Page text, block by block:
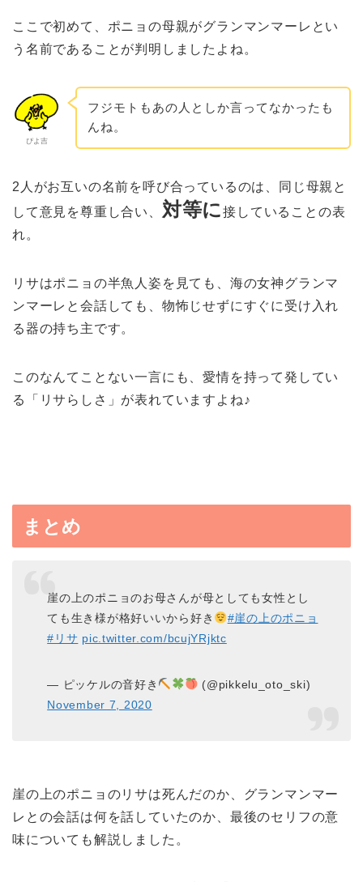
ここで初めて、ポニョの母親がグランマンマーレとい
う名前であることが判明しましたよね。
ぴよ吉
フジモトもあの人としか言ってなかったも
んね。
2人がお互いの名前を呼び合っているのは、同じ母親と
して意見を尊重し合い、 対等に接していることの表
れ。
リサはポニョの半魚人姿を見ても、海の女神グランマ
ンマーレと会話しても、物怖じせずにすぐに受け入れ
る器の持ち主です。
このなんてことない一言にも、愛情を持って発してい
る「リサらしさ」が表れていますよね♪
まとめ
崖の上のポニョのお母さんが母としても女性とし
ても生き様が格好いいから好き
#崖の上のポニョ
#リサ pic.twitter.com/bcujYRjktc
— ピッケルの音好き
(@pikkelu_oto_ski)
November 7, 2020
崖の上のポニョのリサは死んだのか、グランマンマー
レとの会話は何を話していたのか、最後のセリフの意
味についても解説しました。